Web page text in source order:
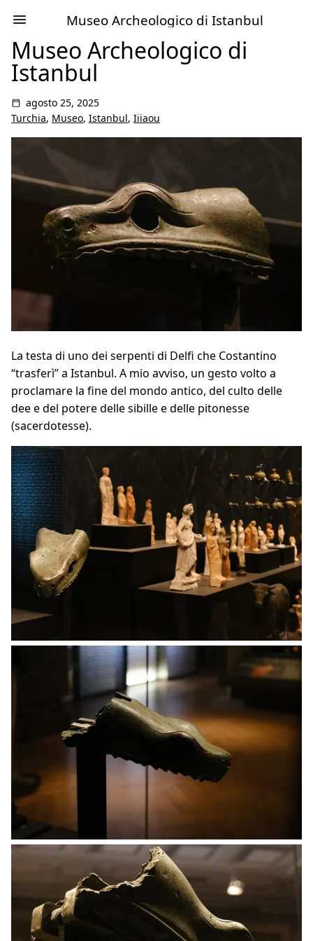
Museo Archeologico di Istanbul
Museo Archeologico di
Istanbul
agosto 25, 2025
Turchia, Museo, Istanbul, Iiiaou
La testa di uno dei serpenti di Delfi che Costantino
“trasferì” a Istanbul. A mio avviso, un gesto volto a
proclamare la fine del mondo antico, del culto delle
dee e del potere delle sibille e delle pitonesse
(sacerdotesse).